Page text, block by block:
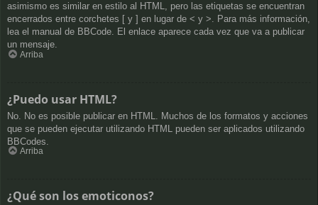
asimismo es similar en estilo al HTML, pero las etiquetas se encuentran
encerrados entre corchetes [ y ] en lugar de < y >. Para más información,
lea el manual de BBCode. El enlace aparece cada vez que va a publicar
un mensaje.
Arriba
¿Puedo usar HTML?
No. No es posible publicar en HTML. Muchos de los formatos y acciones
que se pueden ejecutar utilizando HTML pueden ser aplicados utilizando
BBCodes.
Arriba
¿Qué son los emoticonos?